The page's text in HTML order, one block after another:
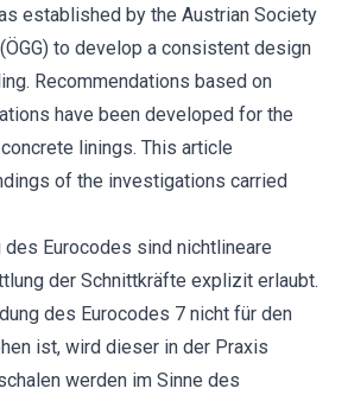
established by the Austrian Society
to develop a consistent design
Recommendations based on
have been developed for the
linings. This article
of the investigations carried
des Eurocodes sind nichtlineare
der Schnittkräfte explizit erlaubt.
des Eurocodes 7 nicht für den
ist, wird dieser in der Praxis
werden im Sinne des